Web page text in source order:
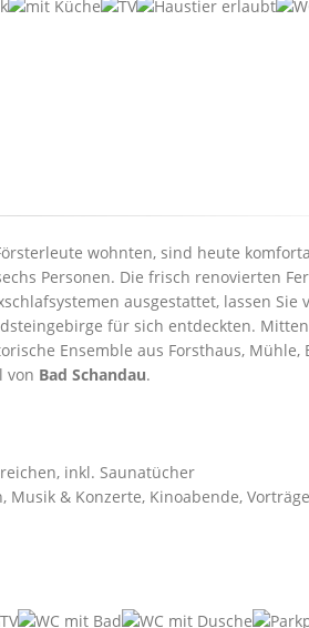
wohnten, sind heute
Personen. Die frisch renovierten
ausgestattet, lassen Sie
für sich entdeckten.
Ensemble aus Forsthaus, Mühle,
von Bad Schandau.
inkl. Saunatücher
& Konzerte, Kinoabende,